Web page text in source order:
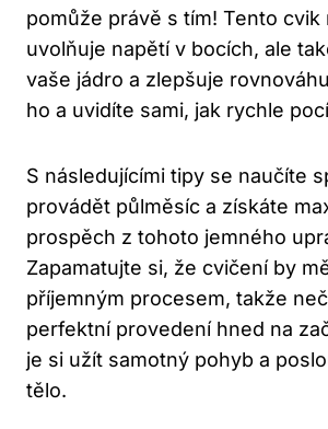
pomůže právě s tím! Tento cvik
uvolňuje napětí v bocích, ale
vaše jádro a zlepšuje
ho a uvidíte sami, jak rychle
S následujícími tipy se naučíte
provádět půlměsíc a získáte
prospěch z tohoto jemného
Zapamatujte si, že cvičení by
příjemným procesem, takže
perfektní provedení hned na
je si užít samotný pohyb a
tělo.